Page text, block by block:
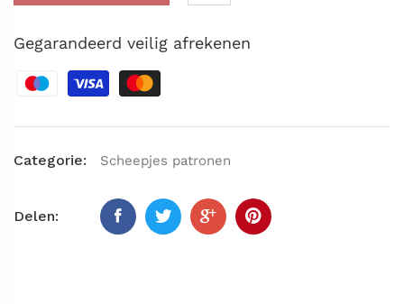
Gegarandeerd veilig afrekenen
Categorie: Scheepjes patronen
Delen: